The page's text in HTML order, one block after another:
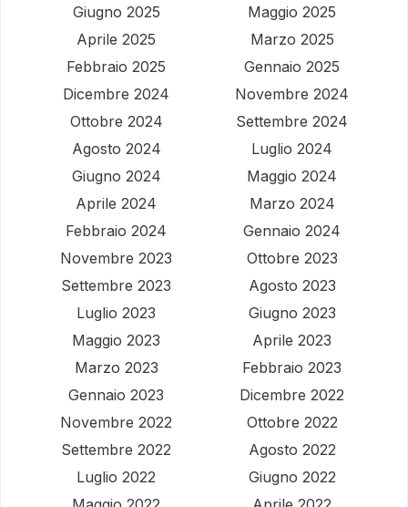
Giugno 2025
Maggio 2025
Aprile 2025
Marzo 2025
Febbraio 2025
Gennaio 2025
Dicembre 2024
Novembre 2024
Ottobre 2024
Settembre 2024
Agosto 2024
Luglio 2024
Giugno 2024
Maggio 2024
Aprile 2024
Marzo 2024
Febbraio 2024
Gennaio 2024
Novembre 2023
Ottobre 2023
Settembre 2023
Agosto 2023
Luglio 2023
Giugno 2023
Maggio 2023
Aprile 2023
Marzo 2023
Febbraio 2023
Gennaio 2023
Dicembre 2022
Novembre 2022
Ottobre 2022
Settembre 2022
Agosto 2022
Luglio 2022
Giugno 2022